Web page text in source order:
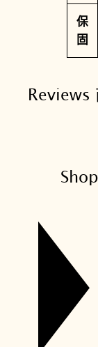
保
固
Reviews